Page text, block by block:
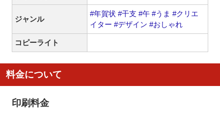
ジャンル
#年賀状 #干支 #午 #うま #クリエ
イター #デザイン #おしゃれ
コピーライト
料金について
印刷料金